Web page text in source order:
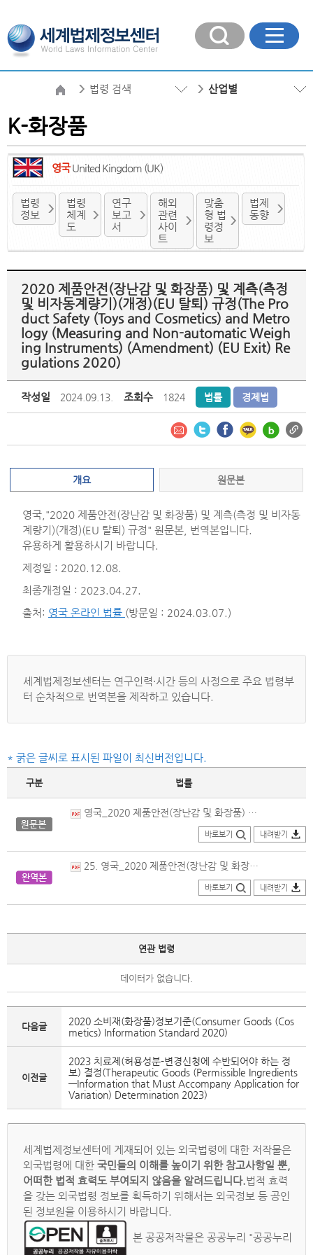
법령 검색 산업별
K-화장품
영국United Kingdom (UK)
법령
정보
법령
체계
도
연구
보고
서
해외
관련
사이
트
맞춤
형 법
령정
보
법제
동향
2020 제품안전(장난감 및 화장품) 및 계측(측정
및 비자동계량기)(개정)(EU 탈퇴) 규정(The Pro
duct Safety (Toys and Cosmetics) and Metro
logy (Measuring and Non-automatic Weigh
ing Instruments) (Amendment) (EU Exit) Re
gulations 2020)
작성일 2024.09.13. 조회수 1824 법률 경제법
개요 원문본
영국,"2020 제품안전(장난감 및 화장품) 및 계측(측정 및 비자동
계량기)(개정)(EU 탈퇴) 규정" 원문본, 번역본입니다.
유용하게 활용하시기 바랍니다.
제정일 : 2020.12.08.
최종개정일 : 2023.04.27.
출처: 영국 온라인 법률 (방문일 : 2024.03.07.)
세계법제정보센터는 연구인력·시간 등의 사정으로 주요 법령부
터 순차적으로 번역본을 제작하고 있습니다.
* 굵은 글씨로 표시된 파일이 최신버전입니다.
구분 법률
영국_2020 제품안전(장난감 및 화장품) 및 계측(측정 및 비자동계량기)(개정)(EU탈퇴)규정_원문본(2023.04.27.개정).pdf
바로보기 내려받기
25. 영국_2020 제품안전(장난감 및 화장품) 및 계측(측정 및 비자동계량기)(개정)(EU탈퇴)규정_번역본(2023.04.27.개정).pdf
바로보기 내려받기
연관 법령
데이터가 없습니다.
다음글
2020 소비재(화장품)정보기준(Consumer Goods (Cos
metics) Information Standard 2020)
이전글
2023 치료제(허용성분-변경신청에 수반되어야 하는 정
보) 결정(Therapeutic Goods (Permissible Ingredients
—Information that Must Accompany Application for
Variation) Determination 2023)
세계법제정보센터에 게재되어 있는 외국법령에 대한 저작물은
외국법령에 대한 국민들의 이해를 높이기 위한 참고사항일 뿐,
어떠한 법적 효력도 부여되지 않음을 알려드립니다.법적 효력
을 갖는 외국법령 정보를 획득하기 위해서는 외국정보 등 공인
된 정보원을 이용하시기 바랍니다.
본 공공저작물은 공공누리 "공공누리